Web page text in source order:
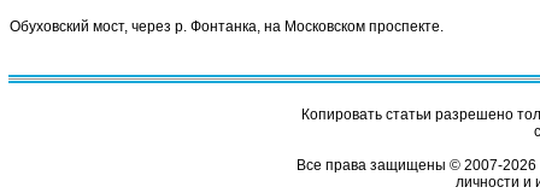
Обуховский мост, через р. Фонтанка, на Московском проспекте.
Копировать статьи разрешено
Все права защищены © 2007-2026
личности и